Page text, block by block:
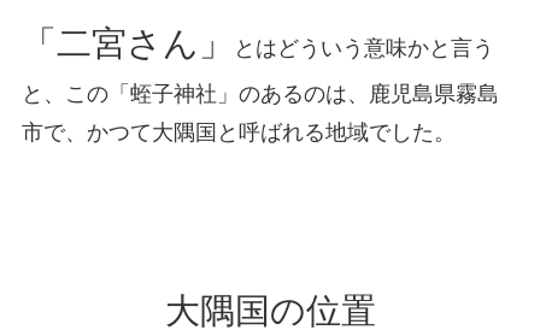
「二宮さん」
とはどういう意味かと言う
と、この「蛭子神社」のあるのは、鹿児島県霧島
市で、かつて大隅国と呼ばれる地域でした。
大隅国の位置